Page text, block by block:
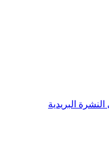
البريدية